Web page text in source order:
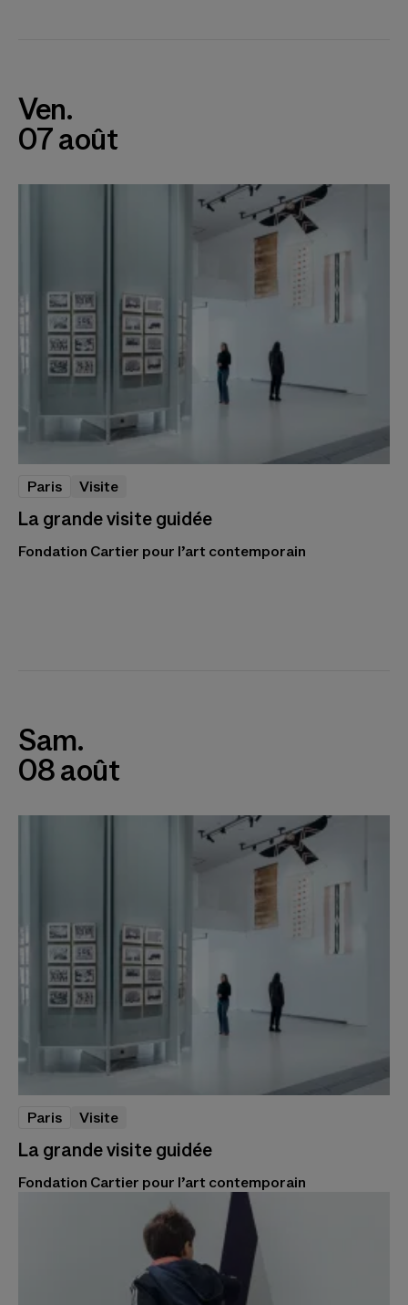
Ven.
07 août
La grande visite guidée
Paris Visite
Fondation Cartier pour l’art contemporain
Sam.
08 août
La grande visite guidée
Paris Visite
Fondation Cartier pour l’art contemporain